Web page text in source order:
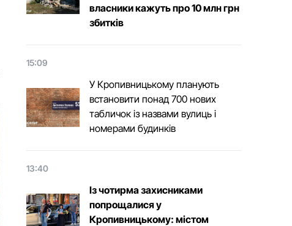
власники кажуть про 10 млн грн
збитків
15:09
У Кропивницькому планують
встановити понад 700 нових
табличок із назвами вулиць і
номерами будинків
13:40
Із чотирма захисниками
попрощалися у
Кропивницькому: містом